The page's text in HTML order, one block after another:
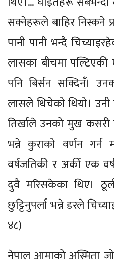
सक्नेहरूले बाहिर निस्कने
पानी पानी भन्दै
लासका बीचमा
पनि बिर्सन सक्दिनँ।
लासले थिचेको थियो।
तिर्खाले उनको मुख कसरी
भन्ने कुराको वर्णन
वर्षजतिकी र अर्की एक
दुवै मरिसकेका थिए।
छुट्टिनुपर्ला भन्ने डरले
४८)
नेपाल आमाको अस्मिता